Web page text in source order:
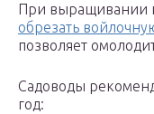
При выращивании
обрезать
позволяет
Садоводы
год: